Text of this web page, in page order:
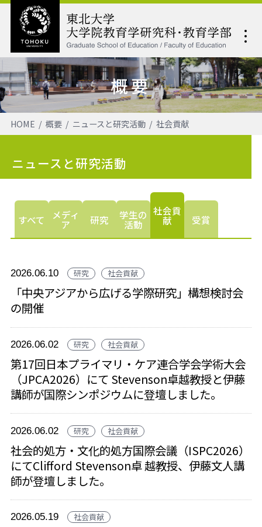
概要
HOME 概要 ニュースと研究活動 社会貢献
ニュースと研究活動
すべて メディ
ア 研究 学生の
活動
社会貢
献 受賞
2026.06.10 研究 社会貢献
「中央アジアから広げる学際研究」構想検討会
の開催
2026.06.02 研究 社会貢献
第17回日本プライマリ・ケア連合学会学術大会
（JPCA2026）にて Stevenson卓越教授と伊藤
講師が国際シンポジウムに登壇しました。
2026.06.02 研究 社会貢献
社会的処方・文化的処方国際会議（ISPC2026）
にてClifford Stevenson卓 越教授、伊藤文人講
師が登壇しました。
2026.05.19 社会貢献